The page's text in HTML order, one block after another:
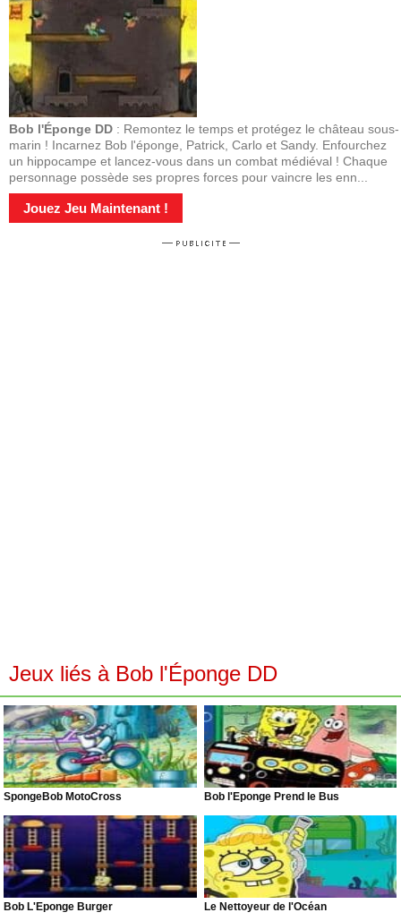
Bob l'Éponge DD : Remontez le temps et protégez le château sous-
marin ! Incarnez Bob l'éponge, Patrick, Carlo et Sandy. Enfourchez
un hippocampe et lancez-vous dans un combat médiéval ! Chaque
personnage possède ses propres forces pour vaincre les enn...
Jouez Jeu Maintenant !
Jeux liés à Bob l'Éponge DD
SpongeBob MotoCross Bob l'Éponge Prend le Bus
Bob L'Éponge Burger Le Nettoyeur de l'Océan